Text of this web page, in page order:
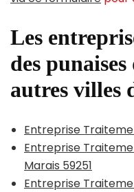
Les
des
autres villes
Entreprise
Entreprise
Marais 59251
Entreprise